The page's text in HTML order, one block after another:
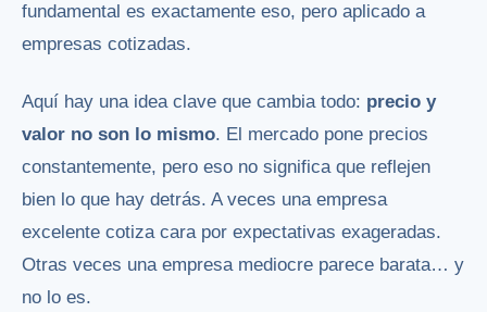
fundamental es exactamente eso, pero aplicado a
empresas cotizadas.
Aquí hay una idea clave que cambia todo: precio y
valor no son lo mismo. El mercado pone precios
constantemente, pero eso no significa que reflejen
bien lo que hay detrás. A veces una empresa
excelente cotiza cara por expectativas exageradas.
Otras veces una empresa mediocre parece barata… y
no lo es.